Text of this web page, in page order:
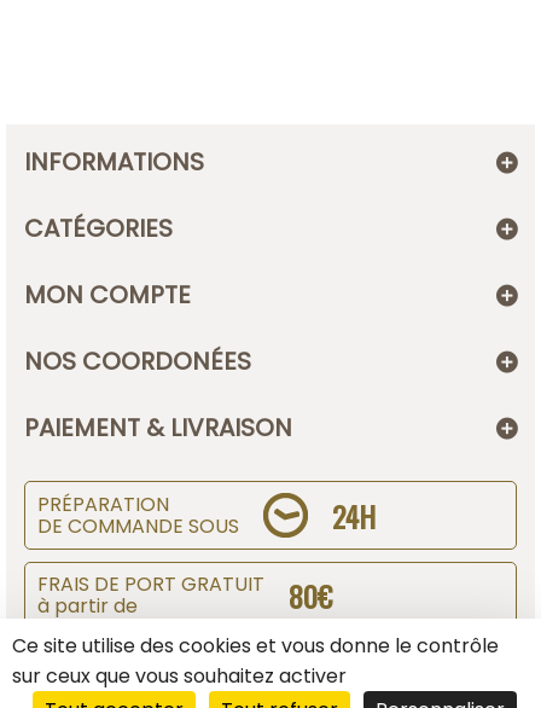
INFORMATIONS
CATÉGORIES
MON COMPTE
NOS COORDONÉES
PAIEMENT & LIVRAISON
PRÉPARATION
DE COMMANDE SOUS 24H
FRAIS DE PORT GRATUIT
à partir de 80€
SUIVI DE COLIS
Ce site utilise des cookies et vous donne le contrôle
sur ceux que vous souhaitez activer